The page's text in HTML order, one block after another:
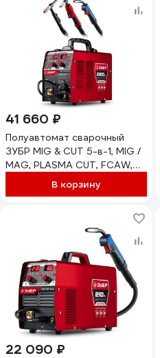
41 660 ₽
Полуавтомат сварочный
ЗУБР MIG & CUT 5-в-1, MIG /
MAG, PLASMA CUT, FCAW,
MMA, TIG, 220 А, с газом /
без газа, горелка ПСГ-220
В корзину
22 090 ₽